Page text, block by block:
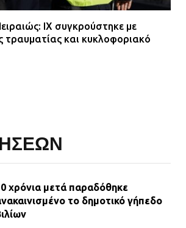
ΙΧ συγκρούστηκε με
τραυματίας και κυκλοφοριακό
χρόνια μετά παραδόθηκε
το δημοτικό γήπεδο